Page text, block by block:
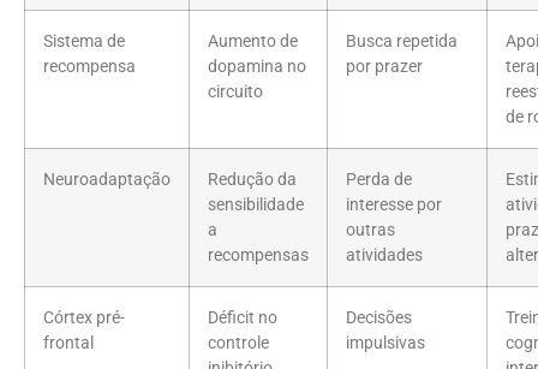
Sistema de
recompensa
Aumento de
dopamina no
circuito
Busca repetida
por prazer
de
Neuroadaptação
Redução da
sensibilidade
a
recompensas
Perda de
interesse por
outras
atividades
Córtex pré-
frontal
Déficit no
controle
Decisões
impulsivas